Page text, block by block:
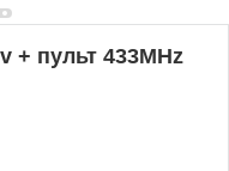
+ пульт 433MHz